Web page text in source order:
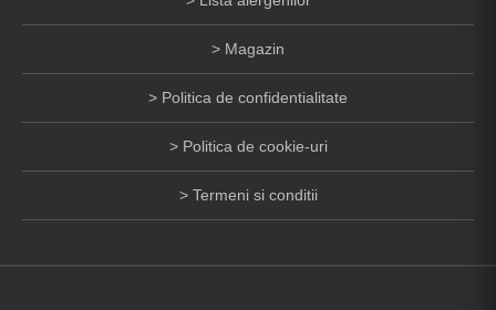
Magazin
Politica de confidentialitate
Politica de cookie-uri
Termeni si conditii